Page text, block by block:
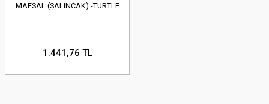
MAFSAL (SALINCAK) -TURTLE
1.441,76 TL